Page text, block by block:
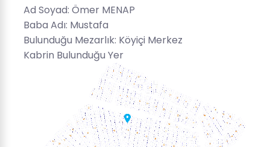
Ad Soyad: Ömer MENAP
Baba Adı: Mustafa
Bulunduğu Mezarlık: Köyiçi Merkez
Kabrin Bulunduğu Yer